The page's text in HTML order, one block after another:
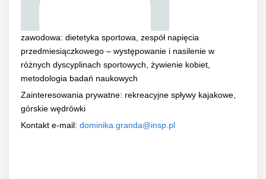
zawodowa: dietetyka sportowa, zespół napięcia
przedmiesiączkowego – występowanie i nasilenie w
różnych dyscyplinach sportowych, żywienie kobiet,
metodologia badań naukowych
Zainteresowania prywatne: rekreacyjne spływy kajakowe,
górskie wędrówki
Kontakt e-mail: dominika.granda@insp.pl